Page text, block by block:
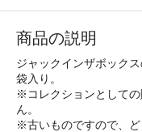
商品の説明
ジャックインザボックス
袋入り。
※コレクションとして
ん。
※古いものですので、ど